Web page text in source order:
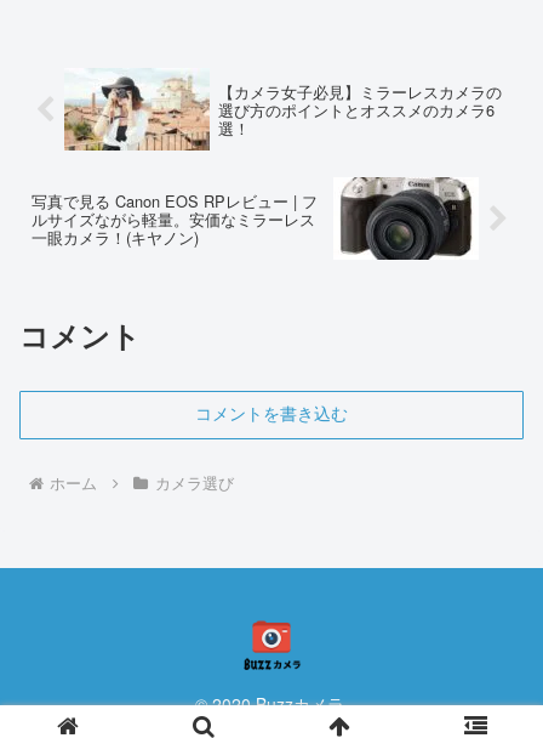
【カメラ女子必見】ミラーレスカメラの
選び方のポイントとオススメのカメラ6
選！
写真で見る Canon EOS RPレビュー | フ
ルサイズながら軽量。安価なミラーレス
一眼カメラ！(キヤノン)
コメント
コメントを書き込む
ホーム カメラ選び
© 2020 Buzzカメラ.